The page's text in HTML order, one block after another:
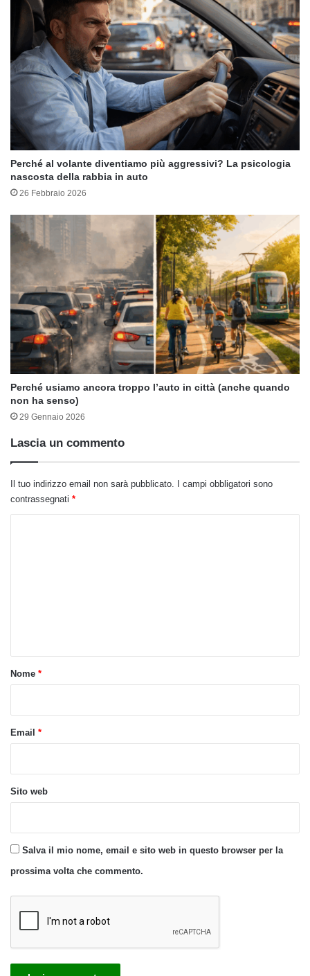
Perché al volante diventiamo più aggressivi? La psicologia
nascosta della rabbia in auto
26 Febbraio 2026
Perché usiamo ancora troppo l’auto in città (anche quando
non ha senso)
29 Gennaio 2026
Lascia un commento
Il tuo indirizzo email non sarà pubblicato. I campi obbligatori sono
contrassegnati *
o
Nome *
Email *
Sito web
Salva il mio nome, email e sito web in questo browser per la
prossima volta che commento.